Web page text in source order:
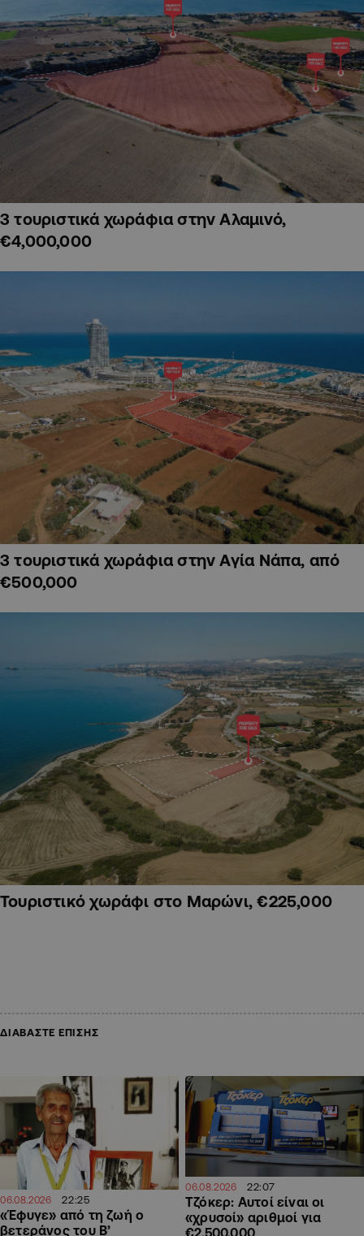
3 τουριστικά χωράφια στην Αλαμινό,
€4,000,000
3 τουριστικά χωράφια στην Αγία Νάπα, από
€500,000
Τουριστικό χωράφι στο Μαρώνι, €225,000
ΔΙΑΒΑΣΤΕ ΕΠΙΣΗΣ
06.08.2026 22:25
«Έφυγε» από τη ζωή ο
βετεράνος του Β’
06.08.2026 22:07
Τζόκερ: Αυτοί είναι οι
«χρυσοί» αριθμοί για
€2.500.000